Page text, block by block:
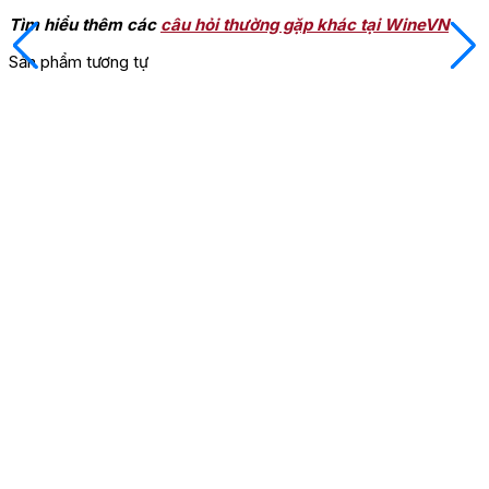
Tìm hiểu thêm các câu hỏi thường gặp khác tại WineVN
Sản phẩm tương tự